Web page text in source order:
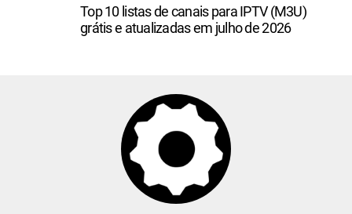
Top 10 listas de canais para IPTV (M3U)
grátis e atualizadas em julho de 2026